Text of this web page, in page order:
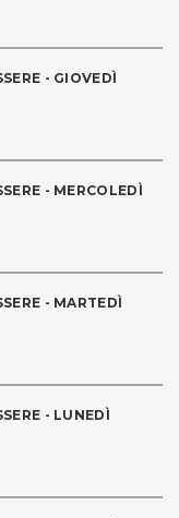
- GIOVEDÌ
- MERCOLEDÌ
- MARTEDÌ
- LUNEDÌ